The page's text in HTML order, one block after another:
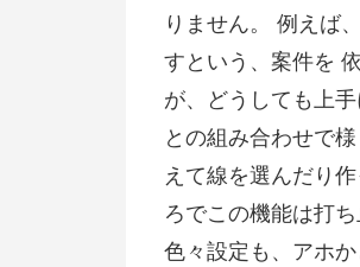
りません。 例えば
すという、案件を
が、どうしても上
との組み合わせで
えて線を選んだり
ろでこの機能は打
色々設定も、アホ